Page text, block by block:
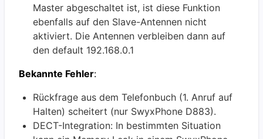
Master abgeschaltet ist, ist diese Funktion
ebenfalls auf den Slave-Antennen nicht
aktiviert. Die Antennen verbleiben dann auf
den default 192.168.0.1
Bekannte Fehler:
Rückfrage aus dem Telefonbuch (1. Anruf auf
Halten) scheitert (nur SwyxPhone D883).
DECT-Integration: In bestimmten Situation